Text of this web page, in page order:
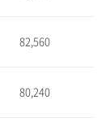
82,560
80,240